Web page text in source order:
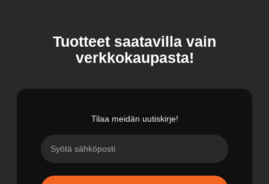
Tuotteet saatavilla vain
verkkokaupasta!
Tilaa meidän uutiskirje!